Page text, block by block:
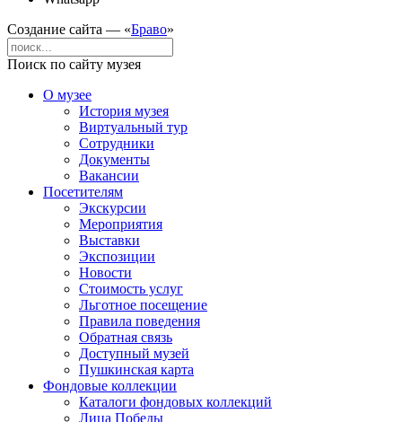
Создание сайта — «Браво»
Поиск по сайту музея
О музее
История музея
Виртуальный тур
Сотрудники
Документы
Вакансии
Посетителям
Экскурсии
Мероприятия
Выставки
Экспозиции
Новости
Стоимость услуг
Льготное посещение
Правила поведения
Обратная связь
Доступный музей
Пушкинская карта
Фондовые коллекции
Каталоги фондовых коллекций
Лица Победы